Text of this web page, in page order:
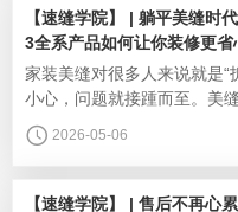
料：颜值与耐用一步到位美
材料是基础，速缝先生全系
决痛点，兼顾美观与实用。
更安心：速缝先生美缝剂通
【速缝学院】 | 躺平美缝时
3全系产品如何让你装修更省
家装美缝对很多人来说就是“
小心，问题就接踵而至。美
看起来还不错！怎么就黄变
人处理售后！速缝先生携全
务，重新定义美缝体验，让
2026-05-06
【速缝学院】 | 售后不再心